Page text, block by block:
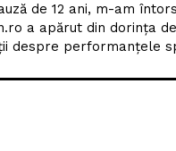
de 12 ani, m-am
a apărut din dorința
despre performanțele